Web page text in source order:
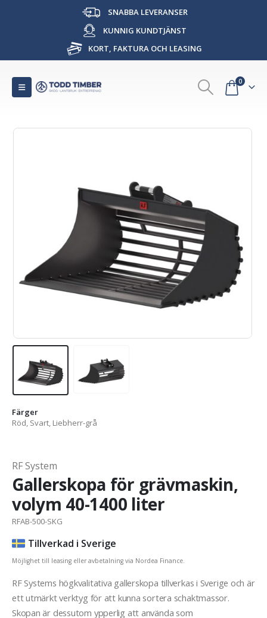
SNABBA LEVERANSER
KUNNIG KUNDTJÄNST
KORT, FAKTURA OCH LEASING
0
Färger
Röd, Svart, Liebherr-grå
RF System
Gallerskopa för grävmaskin,
volym 40-1400 liter
RFAB-500-SKG
Tillverkad i Sverige
Möjlighet till leasing eller avbetalning via Nordea Finance.
RF Systems högkvalitativa gallerskopa tillverkas i Sverige och är
ett utmärkt verktyg för att kunna sortera schaktmassor.
Skopan är dessutom ypperlig att använda som